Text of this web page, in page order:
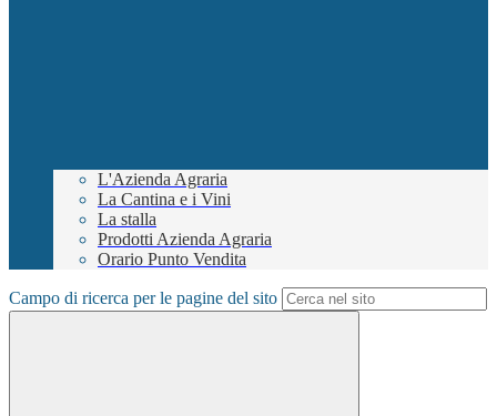
L'Azienda Agraria
La Cantina e i Vini
La stalla
Prodotti Azienda Agraria
Orario Punto Vendita
Campo di ricerca per le pagine del sito